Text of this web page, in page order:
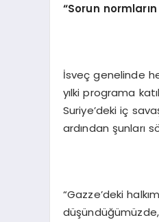
“Sorun
İsveç genelinde
yılki programa
Suriye’deki iç
ardından şunları
“Gazze’deki